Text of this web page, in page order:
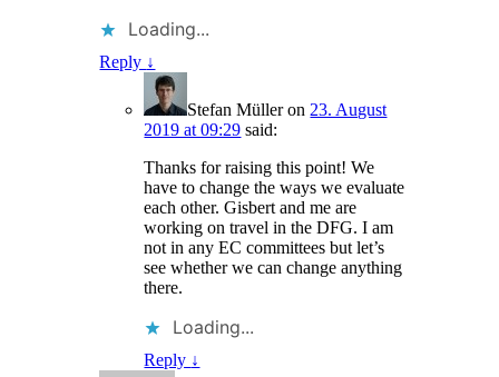
Loading...
Reply ↓
Stefan Mülleron 23. August
2019 at 09:29 said:
Thanks for raising this point! We
have to change the ways we evaluate
each other. Gisbert and me are
working on travel in the DFG. I am
not in any EC committees but let’s
see whether we can change anything
there.
Loading...
Reply ↓